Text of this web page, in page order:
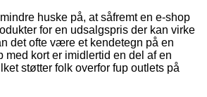
huske på, at såfremt en e-shop
for en udsalgspris der kan virke
det ofte være et kendetegn på en
med kort er imidlertid en del af en
støtter folk overfor fup outlets på